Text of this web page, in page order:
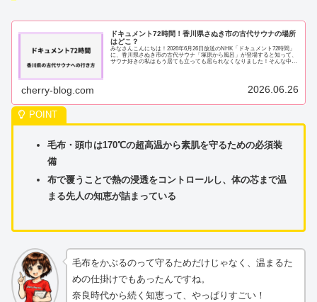
ドキュメント72時間！香川県さぬき市の古代サウナの場所
はどこ？
みなさんこんにちは！2026年6月26日放送のNHK「ドキュメント72時間」
に、香川県さぬき市の古代サウナ「塚原から風呂」が登場すると知って、
サウナ好きの私はもう居ても立っても居られなくなりました！そんな中、
cherry-blog.com 2026.06.26
毛布・頭巾は170℃の超高温から素肌を守るための必須装
備
布で覆うことで熱の浸透をコントロールし、体の芯まで温
まる先人の知恵が詰まっている
毛布をかぶるのって守るためだけじゃなく、温まるた
めの仕掛けでもあったんですね。
奈良時代から続く知恵って、やっぱりすごい！